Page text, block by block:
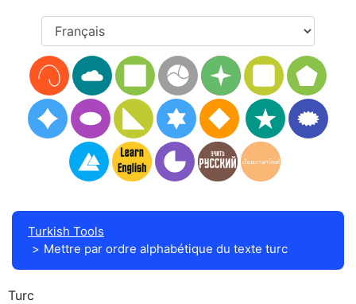
Turkish Tools
Mettre par ordre alphabétique du texte turc
Turc